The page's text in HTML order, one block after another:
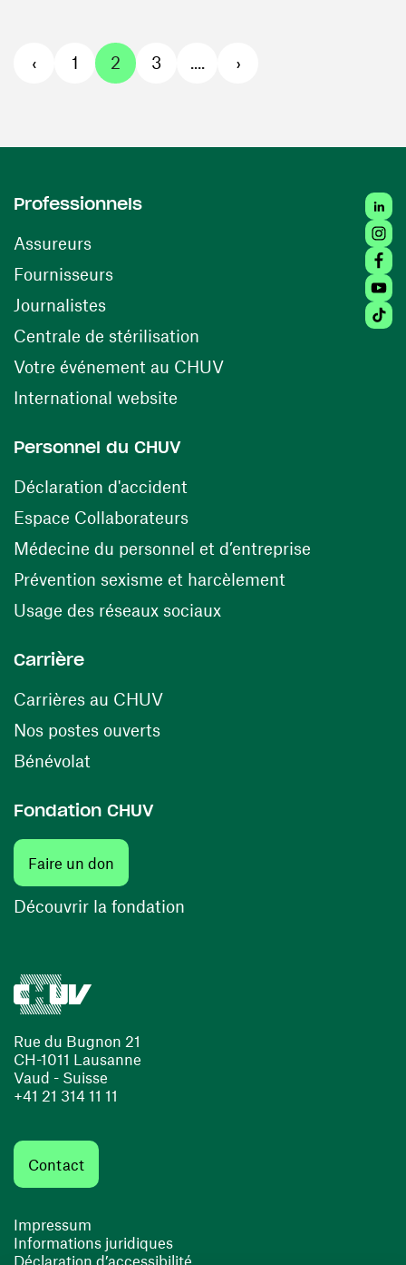
‹ 1 2 3 .... ›
Rue du Bugnon 21
CH-1011 Lausanne
Vaud - Suisse
+41 21 314 11 11
Contact
Impressum
Informations juridiques
Déclaration d’accessibilité
Professionnels
Assureurs
Fournisseurs(opens in a new window)
Journalistes
Centrale de stérilisation (opens in a new window)
Votre événement au CHUV(opens in a new
International website
Personnel du CHUV
Déclaration d'accident
Espace Collaborateurs(opens in a new window)
Médecine du personnel et d’entreprise
Prévention sexisme et harcèlement
Usage des réseaux sociaux(opens in a new
Carrière
Carrières au CHUV(opens in a new window)
Nos postes ouverts(opens in a new window)
Bénévolat
Fondation CHUV
Faire un don
Découvrir la fondation